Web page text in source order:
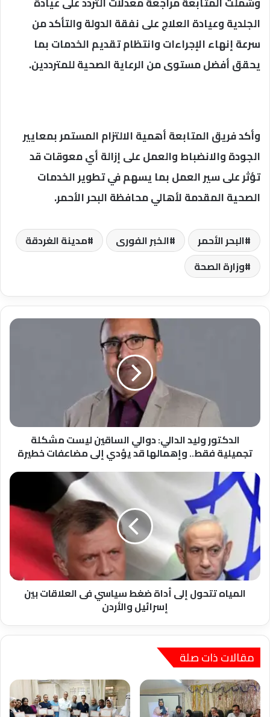
الجلدية وعيادة العلاج على نفقة الدولة والتأكد من
سرعة إنهاء الإجراءات وانتظام تقديم الخدمات بما
يحقق أفضل مستوى من الرعاية الصحية للمترددين.
وأكد فريق المتابعة أهمية الالتزام المستمر بمعايير
الجودة والانضباط والعمل على إزالة أي معوقات قد
تؤثر على سير العمل بما يسهم في تطوير الخدمات
الصحية المقدمة لأهالي محافظة البحر الأحمر.
البحر الأحمر الخبر الفورى
مدينة الغردقة
وزارة الصحة
الدكتور
فقط..
وإهمالها
قد
يؤدي
إلى
مضاعفات
خطيرة
الدكتور وليد الدالي: دوالي الساقين ليست مشكلة
تجميلية فقط.. وإهمالها قد يؤدي إلى مضاعفات خطيرة
المياه
تتحول
إلى
أداة
ضغط
سياسي
فى
العلاقات
بين
إسرائيلالمياه تتحول إلى أداة ضغط سياسي فى العلاقات بين
إسرائيل والأردن
مقالات ذات صلة